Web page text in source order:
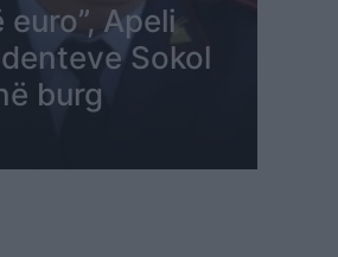
Apeli
Sokol
burg